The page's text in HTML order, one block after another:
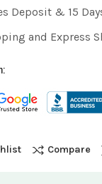
Deposit & 15
and Express
Compare